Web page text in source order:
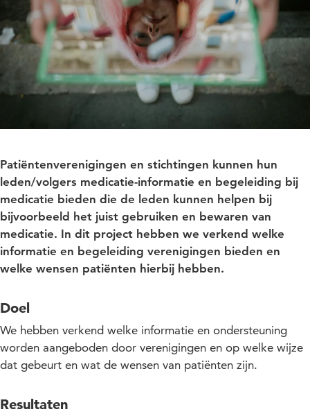
Patiëntenverenigingen en stichtingen kunnen hun
leden/volgers medicatie-informatie en begeleiding bij
medicatie bieden die de leden kunnen helpen bij
bijvoorbeeld het juist gebruiken en bewaren van
medicatie. In dit project hebben we verkend welke
informatie en begeleiding verenigingen bieden en
welke wensen patiënten hierbij hebben.
Doel
We hebben verkend welke informatie en ondersteuning
worden aangeboden door verenigingen en op welke wijze
dat gebeurt en wat de wensen van patiënten zijn.
Resultaten